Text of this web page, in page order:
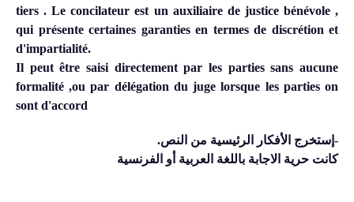
tiers . Le concilateur est un auxiliaire de justice bénévole ,
qui présente certaines garanties en termes de discrétion et
d'impartialité.
Il peut être saisi directement par les parties sans aucune
formalité ,ou par délégation du juge lorsque les parties on
sont d'accord
- إستخرج الأفكار الرئيسية من النص.
كانت حرية الاجابة باللغة العربية أو الفرنسية